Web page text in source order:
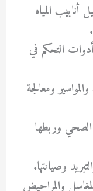
المياه
التحكم في
ومعالجة
وربطها
وصيانتها.
والمراحيض